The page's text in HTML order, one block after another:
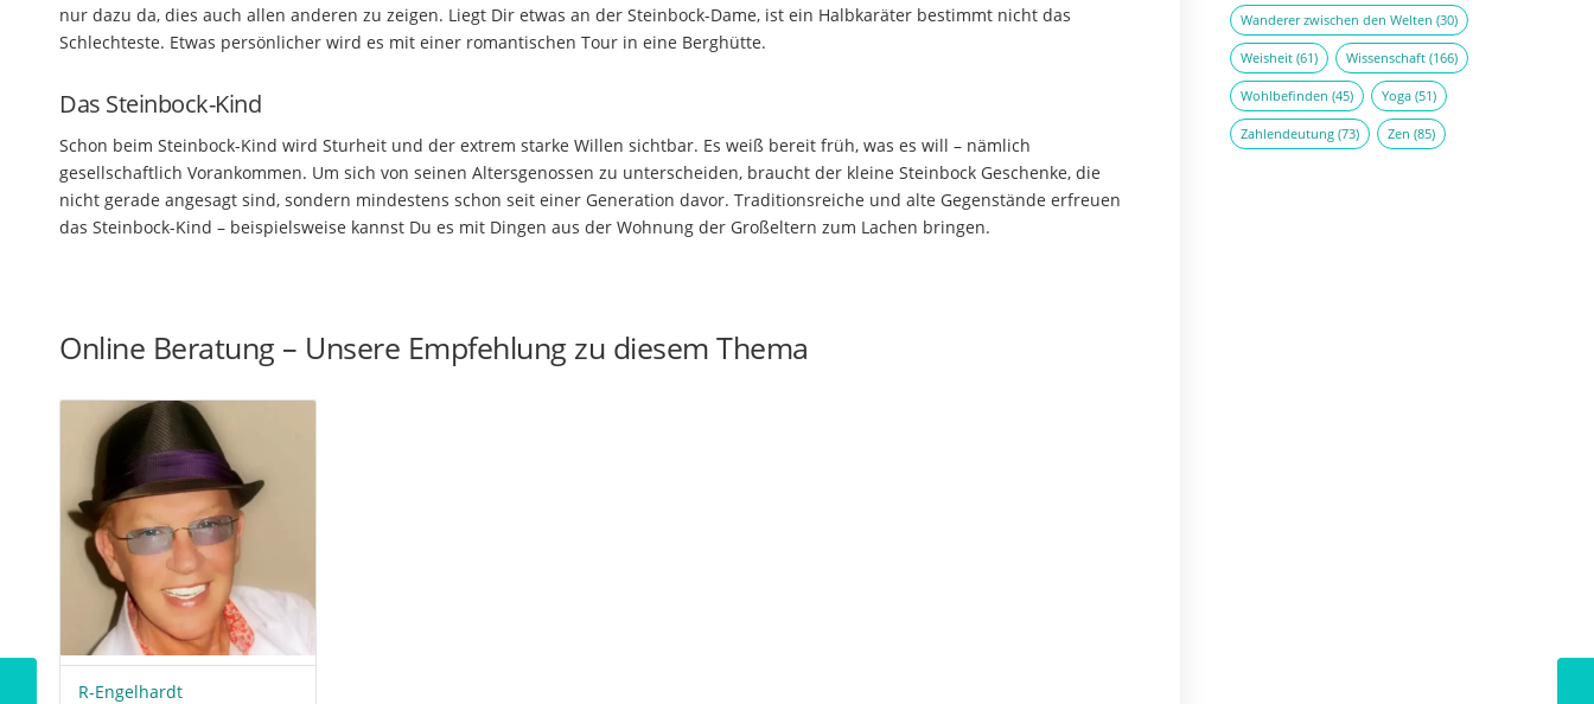
nur dazu da, dies auch allen anderen zu zeigen. Liegt Dir etwas an der Steinbock-Dame, ist ein Halbkaräter bestimmt nicht das
Schlechteste. Etwas persönlicher wird es mit einer romantischen Tour in eine Berghütte.
Das Steinbock-Kind
Schon beim Steinbock-Kind wird Sturheit und der extrem starke Willen sichtbar. Es weiß bereit früh, was es will – nämlich
gesellschaftlich Vorankommen. Um sich von seinen Altersgenossen zu unterscheiden, braucht der kleine Steinbock Geschenke, die
nicht gerade angesagt sind, sondern mindestens schon seit einer Generation davor. Traditionsreiche und alte Gegenstände erfreuen
das Steinbock-Kind – beispielsweise kannst Du es mit Dingen aus der Wohnung der Großeltern zum Lachen bringen.
Online Beratung – Unsere Empfehlung zu diesem Thema
R-Engelhardt
Wanderer zwischen den Welten (30)
Weisheit (61) Wissenschaft (166)
Wohlbefinden (45) Yoga (51)
Zahlendeutung (73) Zen (85)